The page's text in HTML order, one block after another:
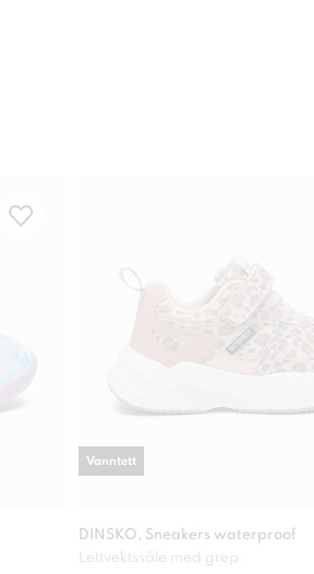
DINSKO, Sneakers waterproof
Lettvektssåle med grep
Vanntett